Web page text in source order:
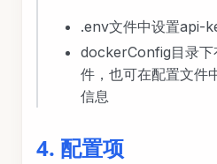
.env文件中设置api-
dockerConfig目录下
件，也可在配置文件
信息
4. 配置项